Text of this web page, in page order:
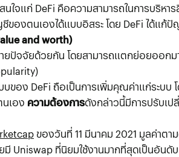
ใจแก่ DeFi คือความสามารถในการบริห
องตนเองได้แบบอิสระ โดย DeFi ได้แก้
and worth)
ยปัจจัยด้วยกัน โดยสามารถแตกย่อยออกม
บของ DeFi ถือเป็นการเพิ่มคุณค่า​แก่ระบบ
เอง ความต้องการดังกล่าวนี้มีการปรับเป
ของวันที่ 11 มีนาคม 2021 มูลค่าต
Uniswap ที่นิยมใช้งานมากที่สุดเป็นอันดั